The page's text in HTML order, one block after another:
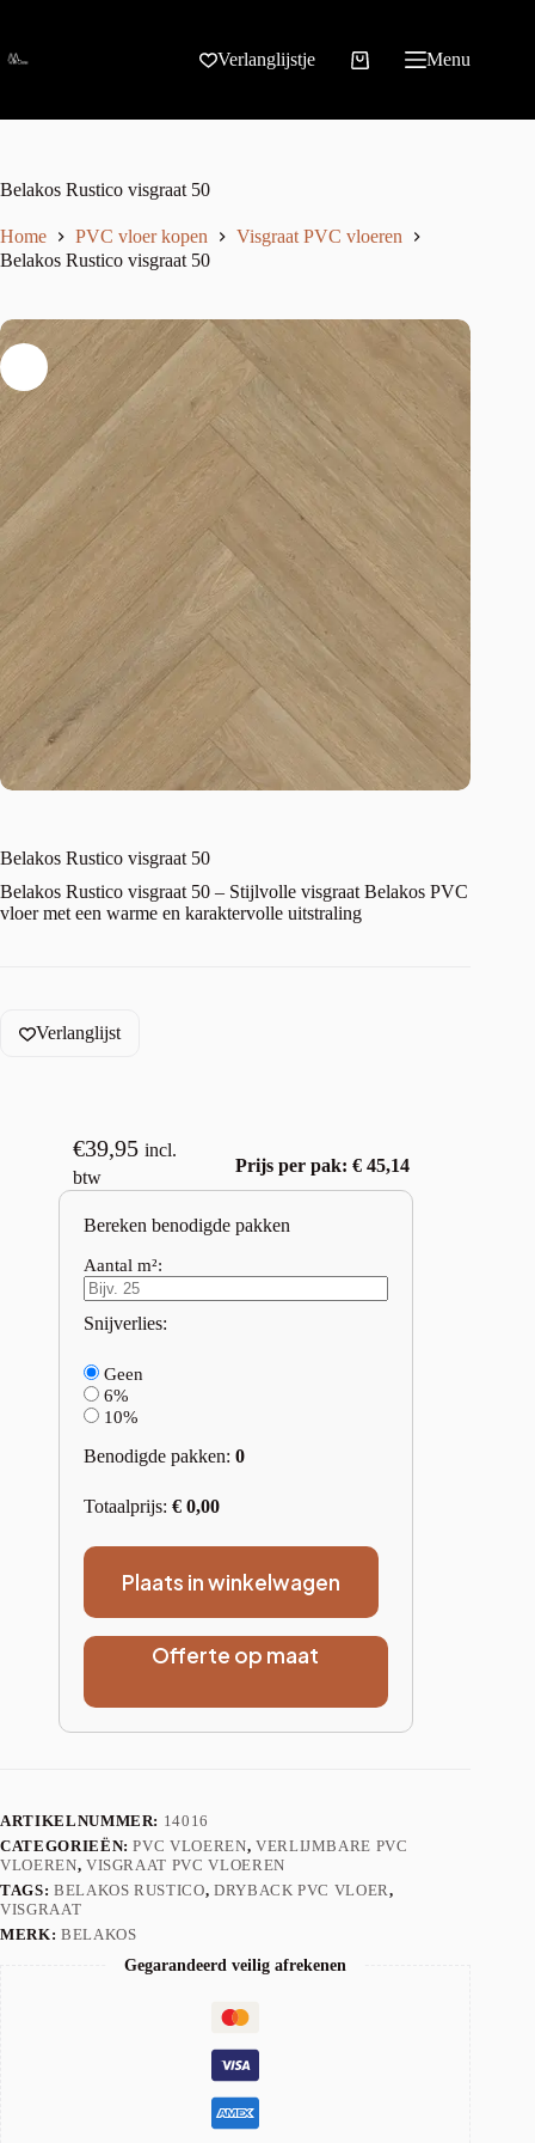
Verlanglijstje Menu
Belakos Rustico visgraat 50
Home PVC vloer kopen
Visgraat PVC vloeren
Belakos Rustico visgraat 50
Belakos Rustico visgraat 50
Belakos Rustico visgraat 50 – Stijlvolle visgraat Belakos PVC
vloer met een warme en karaktervolle uitstraling
Verlanglijst
€39,95 incl.
btw
Prijs per pak: € 45,14
Bereken benodigde pakken
Aantal m²:
Snijverlies:
Geen
6%
10%
Benodigde pakken: 0
Totaalprijs: € 0,00
Plaats in winkelwagen
Offerte op maat
ARTIKELNUMMER: 14016
CATEGORIEËN:PVC VLOEREN, VERLIJMBARE PVC
VLOEREN, VISGRAAT PVC VLOEREN
TAGS: BELAKOS RUSTICO, DRYBACK PVC VLOER,
VISGRAAT
MERK: BELAKOS
Gegarandeerd veilig afrekenen